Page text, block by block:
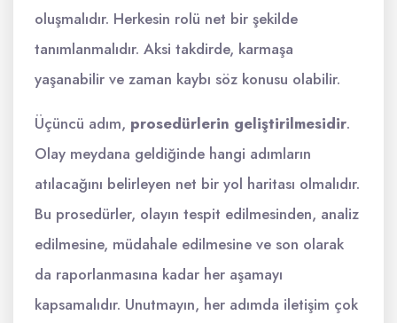
oluşmalıdır. Herkesin rolü net bir şekilde
tanımlanmalıdır. Aksi takdirde, karmaşa
yaşanabilir ve zaman kaybı söz konusu olabilir.
Üçüncü adım, prosedürlerin geliştirilmesidir.
Olay meydana geldiğinde hangi adımların
atılacağını belirleyen net bir yol haritası olmalıdır.
Bu prosedürler, olayın tespit edilmesinden, analiz
edilmesine, müdahale edilmesine ve son olarak
da raporlanmasına kadar her aşamayı
kapsamalıdır. Unutmayın, her adımda iletişim çok